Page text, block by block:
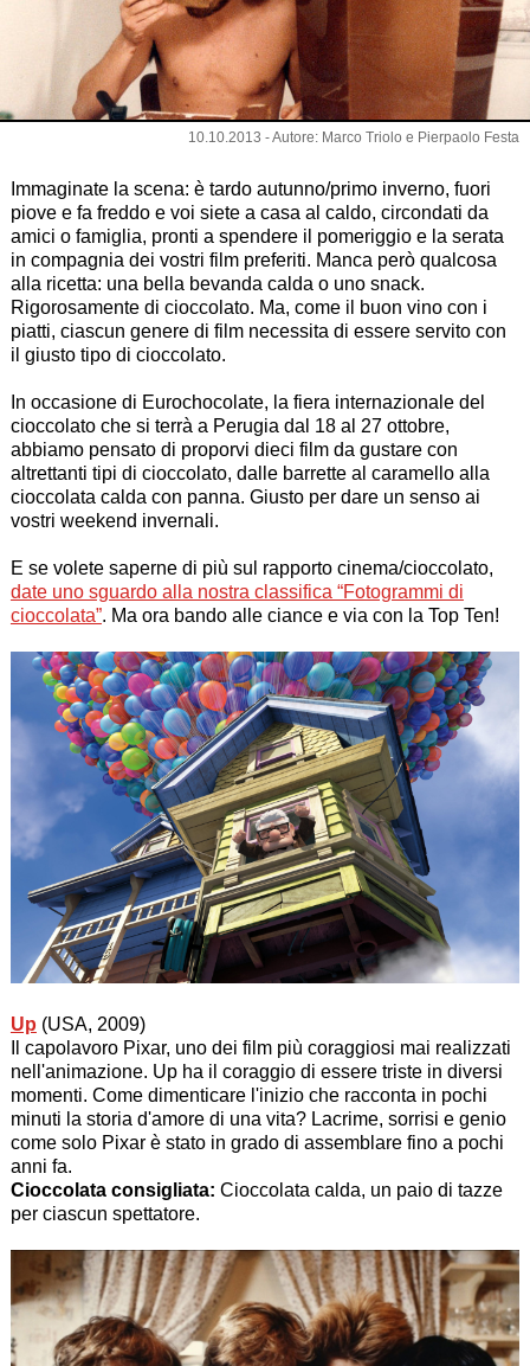
10.10.2013 - Autore: Marco Triolo e Pierpaolo Festa
Immaginate la scena: è tardo autunno/primo inverno, fuori
piove e fa freddo e voi siete a casa al caldo, circondati da
amici o famiglia, pronti a spendere il pomeriggio e la serata
in compagnia dei vostri film preferiti. Manca però qualcosa
alla ricetta: una bella bevanda calda o uno snack.
Rigorosamente di cioccolato. Ma, come il buon vino con i
piatti, ciascun genere di film necessita di essere servito con
il giusto tipo di cioccolato.
In occasione di Eurochocolate, la fiera internazionale del
cioccolato che si terrà a Perugia dal 18 al 27 ottobre,
abbiamo pensato di proporvi dieci film da gustare con
altrettanti tipi di cioccolato, dalle barrette al caramello alla
cioccolata calda con panna. Giusto per dare un senso ai
vostri weekend invernali.
E se volete saperne di più sul rapporto cinema/cioccolato,
date uno sguardo alla nostra classifica “Fotogrammi di
cioccolata”. Ma ora bando alle ciance e via con la Top Ten!
Up (USA, 2009)
Il capolavoro Pixar, uno dei film più coraggiosi mai realizzati
nell'animazione. Up ha il coraggio di essere triste in diversi
momenti. Come dimenticare l'inizio che racconta in pochi
minuti la storia d'amore di una vita? Lacrime, sorrisi e genio
come solo Pixar è stato in grado di assemblare fino a pochi
anni fa.
Cioccolata consigliata: Cioccolata calda, un paio di tazze
per ciascun spettatore.